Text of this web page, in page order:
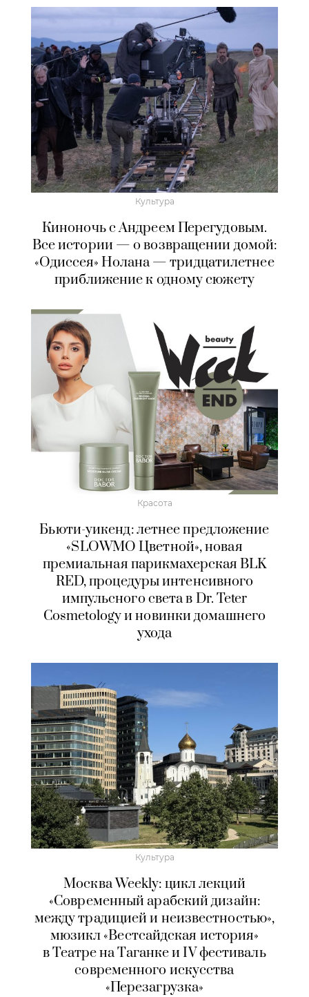
Культура
Киноночь с Андреем Перегудовым.
Все истории — о возвращении домой:
«Одиссея» Нолана — тридцатилетнее
приближение к одному сюжету
Красота
Бьюти-уикенд: летнее предложение
«SLOWMO Цветной», новая
премиальная парикмахерская BLK
RED, процедуры интенсивного
импульсного света в Dr. Teter
Cosmetology и новинки домашнего
ухода
Культура
Москва Weekly: цикл лекций
«Современный арабский дизайн:
между традицией и неизвестностью»,
мюзикл «Вестсайдская история»
в Театре на Таганке и IV фестиваль
современного искусства
«Перезагрузка»